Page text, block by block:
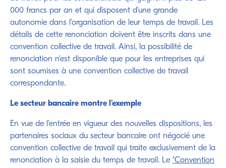
000 francs par an et qui disposent d'une grande
autonomie dans l'organisation de leur temps de travail. Les
détails de cette renonciation doivent être inscrits dans une
convention collective de travail. Ainsi, la possibilité de
renonciation n'est disponible que pour les entreprises qui
sont soumises à une convention collective de travail
correspondante.
Le secteur bancaire montre l'exemple
En vue de l'entrée en vigueur des nouvelles dispositions, les
partenaires sociaux du secteur bancaire ont négocié une
convention collective de travail qui traite exclusivement de la
renonciation à la saisie du temps de travail. Le "Convention